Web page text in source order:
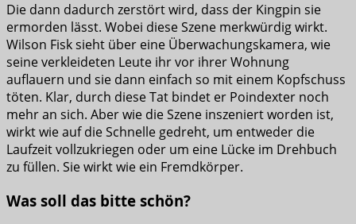
Die dann dadurch zerstört wird, dass der Kingpin sie
ermorden lässt. Wobei diese Szene merkwürdig wirkt.
Wilson Fisk sieht über eine Überwachungskamera, wie
seine verkleideten Leute ihr vor ihrer Wohnung
auflauern und sie dann einfach so mit einem Kopfschuss
töten. Klar, durch diese Tat bindet er Poindexter noch
mehr an sich. Aber wie die Szene inszeniert worden ist,
wirkt wie auf die Schnelle gedreht, um entweder die
Laufzeit vollzukriegen oder um eine Lücke im Drehbuch
zu füllen. Sie wirkt wie ein Fremdkörper.
Was soll das bitte schön?